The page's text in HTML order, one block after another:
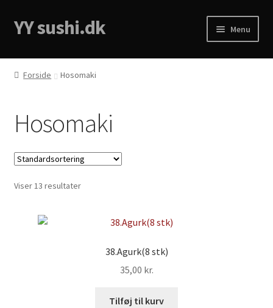
YY sushi.dk Menu
Forside
Checkout
Menukort
My account
Privacy Policy
Forside Hosomaki
Hosomaki
Viser 13 resultater
38.Agurk(8 stk)
35,00 kr.
Tilføj til kurv